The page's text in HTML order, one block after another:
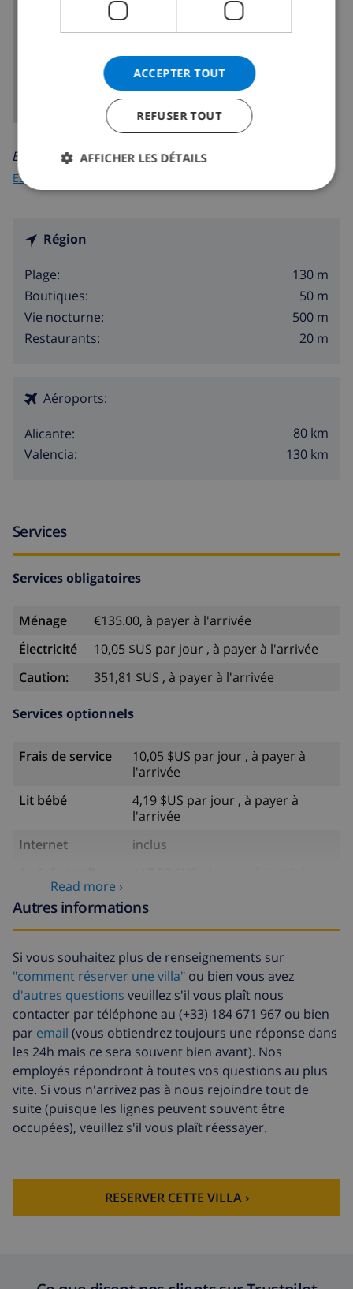
En savoir plus sur:
Espagne
Région
Plage:
130 m
Boutiques:
50 m
Vie nocturne:
500 m
Restaurants:
20 m
Aéroports:
Alicante:
80 km
Valencia:
130 km
Services
Services obligatoires
Ménage
€135.00, à payer à l'arrivée
Électricité
10,05 $US par jour , à payer à l'arrivée
Caution:
351,81 $US , à payer à l'arrivée
Services optionnels
Frais de service
10,05 $US par jour , à payer à
l'arrivée
Lit bébé
4,19 $US par jour , à payer à
l'arrivée
Internet
inclus
Draps et
serviettes
inclus
supplémentaires
payer à l'arrivée
Serviettes
supplémentaires
8,80 $US par personne , à payer à
l'arrivée
Départ tardif
113,75 $US
Nettoyage
supplémentaire
basée sur consommation
énergétique (52,77 $US/HOUR)
Fonds
d'annulation:
4.80% du montant total
Read more ›
Autres informations
Si vous souhaitez plus de renseignements sur
"comment réserver une villa" ou bien vous avez
d'autres questions veuillez s'il vous plaît nous
contacter par téléphone au (+33) 184 671 967 ou bien
par email (vous obtiendrez toujours une réponse dans
les 24h mais ce sera souvent bien avant). Nos
employés répondront à toutes vos questions au plus
vite. Si vous n'arrivez pas à nous rejoindre tout de
suite (puisque les lignes peuvent souvent être
occupées), veuillez s'il vous plaît réessayer.
RESERVER CETTE VILLA ›
ACCEPTER TOUT
REFUSER TOUT
AFFICHER LES DÉTAILS